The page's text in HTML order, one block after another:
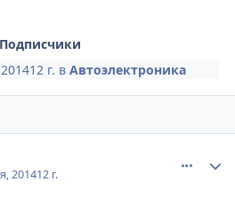
12 г. вАвтоэлектроника
201412 г.